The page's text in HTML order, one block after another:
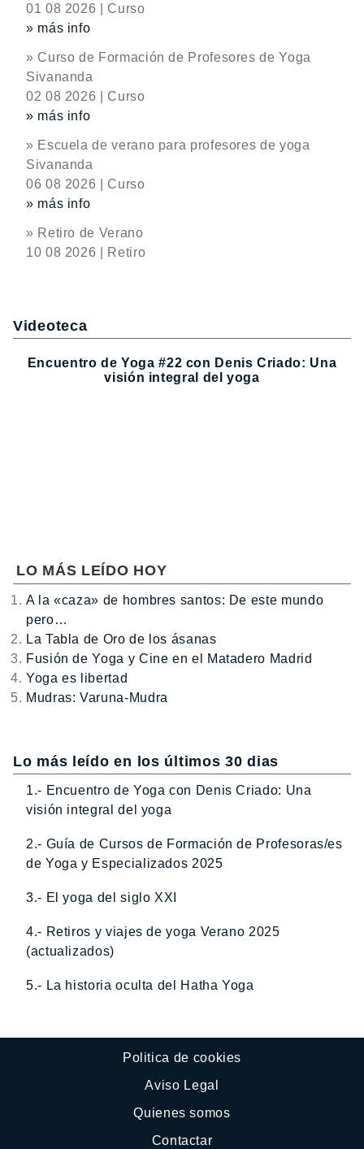
01 08 2026 | Curso
» más info
» Curso de Formación de Profesores de Yoga
Sivananda
02 08 2026 | Curso
» más info
» Escuela de verano para profesores de yoga
Sivananda
06 08 2026 | Curso
» más info
» Retiro de Verano
10 08 2026 | Retiro
Videoteca
Encuentro de Yoga #22 con Denis Criado: Una
visión integral del yoga
LO MÁS LEÍDO HOY
A la «caza» de hombres santos: De este mundo
pero…
La Tabla de Oro de los ásanas
Fusión de Yoga y Cine en el Matadero Madrid
Yoga es libertad
Mudras: Varuna-Mudra
Lo más leído en los últimos 30 dias
1.- Encuentro de Yoga con Denis Criado: Una
visión integral del yoga
2.- Guía de Cursos de Formación de Profesoras/es
de Yoga y Especializados 2025
3.- El yoga del siglo XXI
4.- Retiros y viajes de yoga Verano 2025
(actualizados)
5.- La historia oculta del Hatha Yoga
Politica de cookies
Aviso Legal
Quienes somos
Contactar